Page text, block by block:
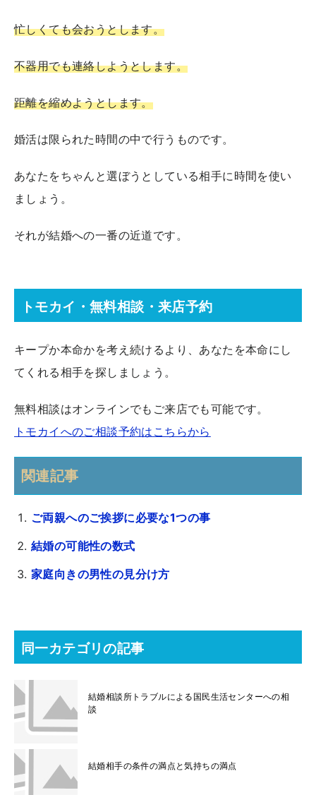
忙しくても会おうとします。
不器用でも連絡しようとします。
距離を縮めようとします。
婚活は限られた時間の中で行うものです。
あなたをちゃんと選ぼうとしている相手に時間を使い
ましょう。
それが結婚への一番の近道です。
トモカイ・無料相談・来店予約
キープか本命かを考え続けるより、あなたを本命にし
てくれる相手を探しましょう。
無料相談はオンラインでもご来店でも可能です。
トモカイへのご相談予約はこちらから
関連記事
ご両親へのご挨拶に必要な1つの事
結婚の可能性の数式
家庭向きの男性の見分け方
同一カテゴリの記事
結婚相談所トラブルによる国民生活センターへの相
談
結婚相手の条件の満点と気持ちの満点